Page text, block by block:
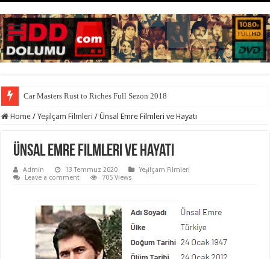
Car Masters Rust to Riches Full Sezon 2018
Home / Yeşilçam Filmleri / Ünsal Emre Filmleri ve Hayatı
Ünsal Emre Filmleri ve Hayatı
Admin 13 Temmuz 2020
Yeşilçam Filmleri
Leave a comment
705 Views